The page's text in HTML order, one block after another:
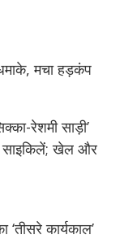
मचा हड़कंप
रेशमी साड़ी’
साइकिलें; खेल और
कार्यकाल’